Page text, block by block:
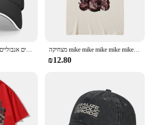
מצחיקה mike mike mike mike mike mike mike muke mitzer גברים נשים חדר כושר שרירן חולצות שרוול קצר חולצת כותנה טהורה
₪12.80